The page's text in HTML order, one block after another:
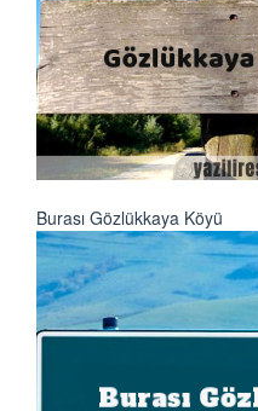
Burası Gözlükkaya Köyü